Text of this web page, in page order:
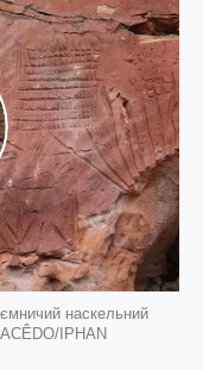
наскельний
IPHAN